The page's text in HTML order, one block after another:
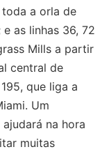
toda a orla de
as linhas 36, 72
Mills a partir
central de
que liga a
Um
na hora
muitas